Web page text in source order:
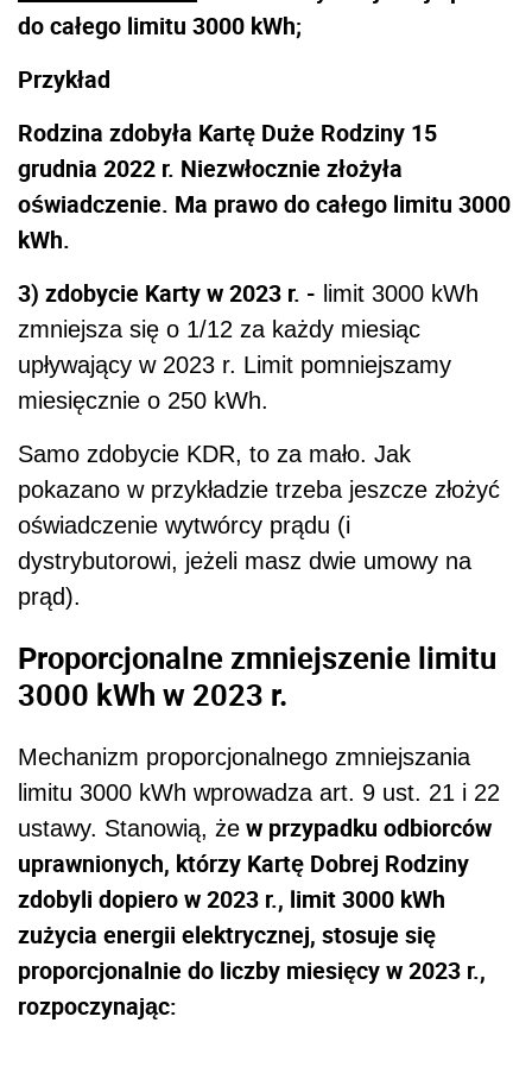
do całego limitu 3000 kWh;
Przykład
Rodzina zdobyła Kartę Duże Rodziny 15
grudnia 2022 r. Niezwłocznie złożyła
oświadczenie. Ma prawo do całego limitu 3000
kWh.
3) zdobycie Karty w 2023 r. - limit 3000 kWh
zmniejsza się o 1/12 za każdy miesiąc
upływający w 2023 r. Limit pomniejszamy
miesięcznie o 250 kWh.
Samo zdobycie KDR, to za mało. Jak
pokazano w przykładzie trzeba jeszcze złożyć
oświadczenie wytwórcy prądu (i
dystrybutorowi, jeżeli masz dwie umowy na
prąd).
Proporcjonalne zmniejszenie limitu
3000 kWh w 2023 r.
Mechanizm proporcjonalnego zmniejszania
limitu 3000 kWh wprowadza art. 9 ust. 21 i 22
ustawy. Stanowią, że w przypadku odbiorców
uprawnionych, którzy Kartę Dobrej Rodziny
zdobyli dopiero w 2023 r., limit 3000 kWh
zużycia energii elektrycznej, stosuje się
proporcjonalnie do liczby miesięcy w 2023 r.,
rozpoczynając: